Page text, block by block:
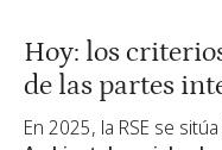
Hoy: los
de las partes
En 2025, la RSE se